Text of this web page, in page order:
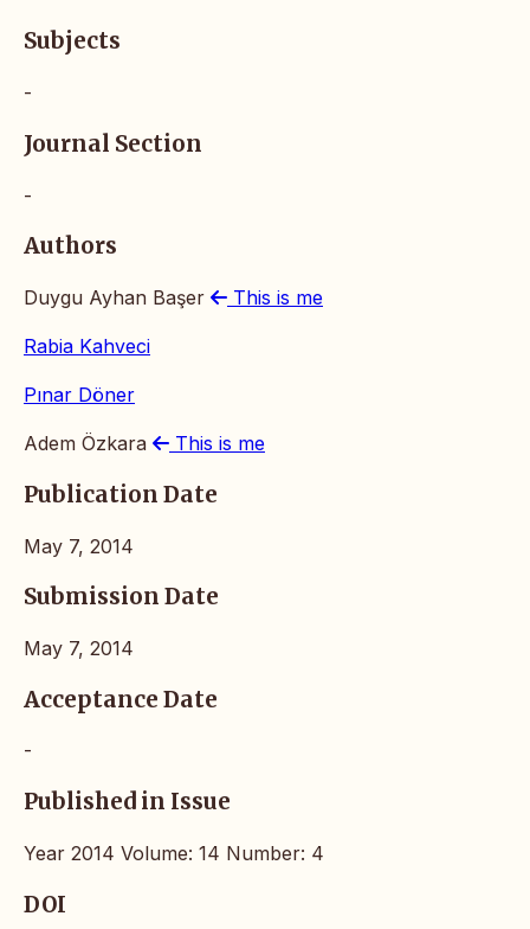
Subjects
-
Journal Section
-
Authors
Duygu Ayhan Başer This is me
Rabia Kahveci
Pınar Döner
Adem Özkara This is me
Publication Date
May 7, 2014
Submission Date
May 7, 2014
Acceptance Date
-
Published in Issue
Year 2014 Volume: 14 Number: 4
DOI